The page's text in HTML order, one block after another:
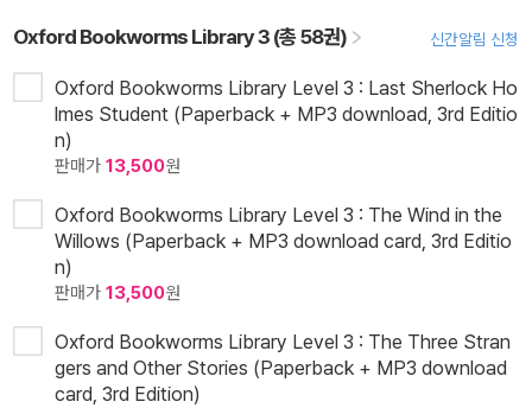
Oxford Bookworms Library 3 (총 58권) 신간알림 신청
Oxford Bookworms Library Level 3 : Last Sherlock Ho
lmes Student (Paperback + MP3 download, 3rd Editio
n)
판매가 13,500원
Oxford Bookworms Library Level 3 : The Wind in the
Willows (Paperback + MP3 download card, 3rd Editio
n)
판매가 13,500원
Oxford Bookworms Library Level 3 : The Three Stran
gers and Other Stories (Paperback + MP3 download
card, 3rd Edition)